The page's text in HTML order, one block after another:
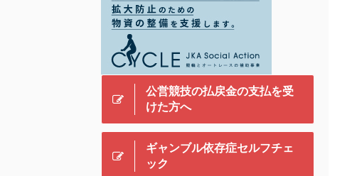
公営競技の払戻金の支払を受
けた方へ
ギャンブル依存症セルフチェ
ック